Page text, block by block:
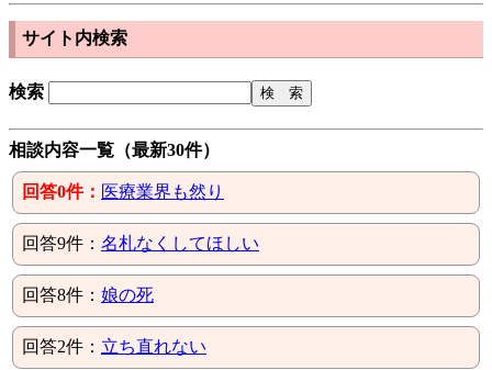
サイト内検索
検索
相談内容一覧（最新30件）
回答0件： 医療業界も然り
回答9件： 名札なくしてほしい
回答8件： 娘の死
回答2件： 立ち直れない